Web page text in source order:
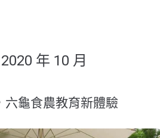
2020 年 10 月
六龜食農教育新體驗